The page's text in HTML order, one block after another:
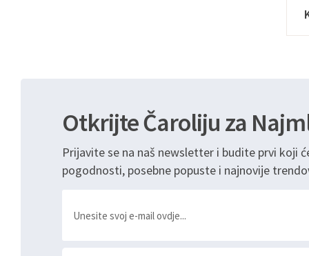
Otkrijte Čaroliju za
Prijavite se na naš newsletter i budite prvi koji
pogodnosti, posebne popuste i najnovije